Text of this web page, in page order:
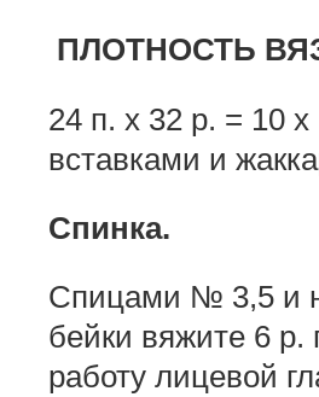
ПЛОТНОСТЬ
24 п. х 32 р. = 10
вставками и
Спинка.
Спицами № 3,5 и
бейки вяжите 6
работу лице­вой